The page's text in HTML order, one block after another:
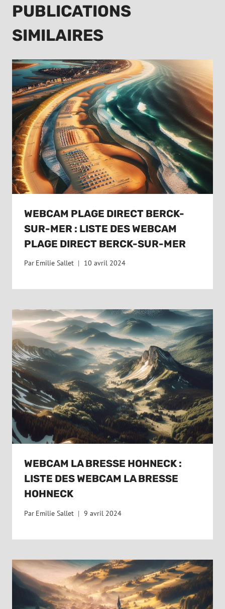
PUBLICATIONS
SIMILAIRES
WEBCAM PLAGE DIRECT BERCK-
SUR-MER : LISTE DES WEBCAM
PLAGE DIRECT BERCK-SUR-MER
Par Emilie Sallet 10 avril 2024
WEBCAM LA BRESSE HOHNECK :
LISTE DES WEBCAM LA BRESSE
HOHNECK
Par Emilie Sallet 9 avril 2024